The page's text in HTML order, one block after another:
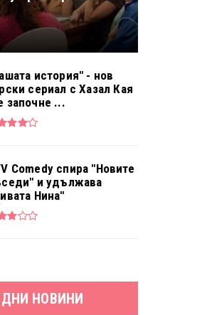
история" - нов
сериал с Хазал Кая
започне ...
Comedy спира "Новите
и удължава
Нина"
НОВИНИ